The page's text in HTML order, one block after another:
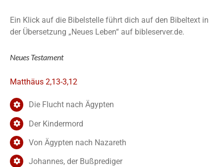
Ein Klick auf die Bibelstelle führt dich auf den Bibeltext in
der Übersetzung „Neues Leben“ auf bibleserver.de.
Neues Testament
Matthäus 2,13-3,12
Die Flucht nach Ägypten
Der Kindermord
Von Ägypten nach Nazareth
Johannes, der Bußprediger